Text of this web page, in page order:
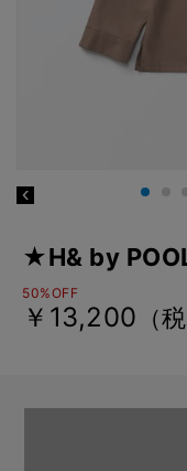
★H& by
50%OFF
￥13,200 （